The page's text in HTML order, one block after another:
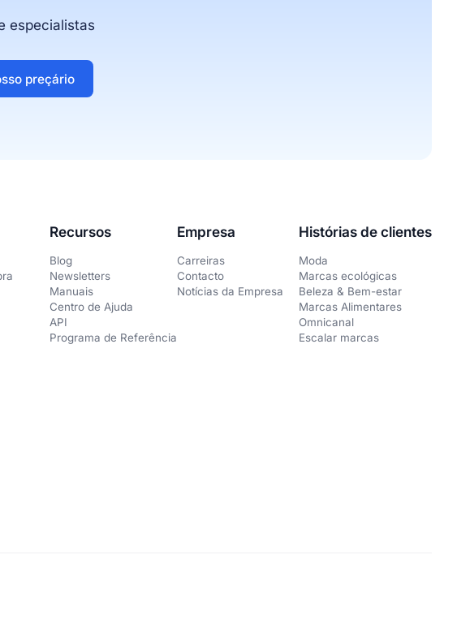
especialistas
preçário
Recursos
Blog
Newsletters
Manuais
Centro de Ajuda
API
Programa de Referência
Empresa
Carreiras
Contacto
Notícias da Empresa
Histórias de clientes
Moda
Marcas ecológicas
Beleza & Bem-estar
Marcas Alimentares
Omnicanal
Escalar marcas